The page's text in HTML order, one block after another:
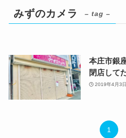
みずのカメラ – tag –
本庄市銀
閉店して
2019年4月3日
1